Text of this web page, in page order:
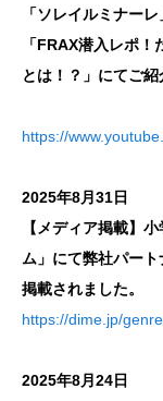
「ソレイルミナー
「FRAX潜入レポ
とは！？」にてご紹
https://
2025年8月31日
【メディア掲載】
ム」にて弊社パー
掲載されました。
https://dime.jp/
2025年8月24日